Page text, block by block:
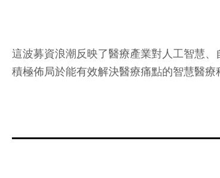
這波募資浪潮反映了醫療產業對人工智慧
積極佈局於能有效解決醫療痛點的智慧醫療